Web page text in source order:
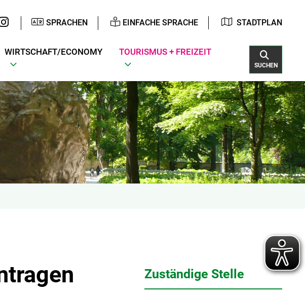
SPRACHEN EINFACHE SPRACHE STADTPLAN
WIRTSCHAFT/ECONOMY TOURISMUS + FREIZEIT
SUCHEN
Zuständige Stelle